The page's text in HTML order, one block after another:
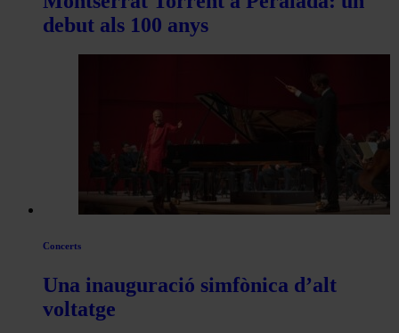
debut als 100 anys
Concerts
Una inauguració simfònica d’alt
voltatge